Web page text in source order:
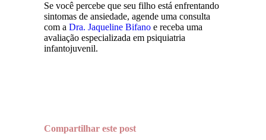
Se você percebe que seu filho está enfrentando
sintomas de ansiedade, agende uma consulta
com a Dra. Jaqueline Bifano e receba uma
avaliação especializada em psiquiatria
infantojuvenil.
Compartilhar este post